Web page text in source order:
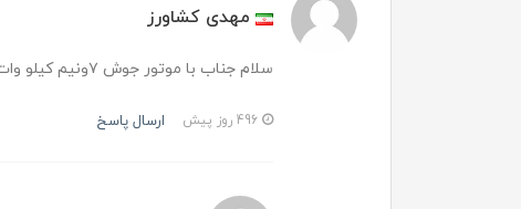
مهدی کشاورز
سلام جناب با موتور جوش ۷ونیم کیلو وات میشه بهش وصل کرد جوشکاری کرد
ارسال پاسخ